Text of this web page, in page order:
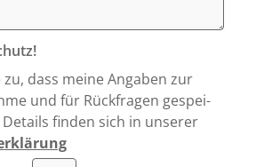
dass meine Angaben zur
und für Rück­fragen gespei­
finden sich in unserer